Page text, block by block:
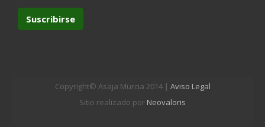
Copyright© Asaja Murcia 2014 | Aviso Legal
Sitio realizado por Neovaloris